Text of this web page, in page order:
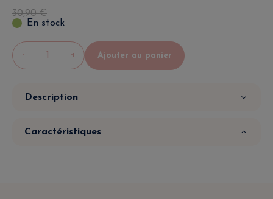
30,90€
En stock
- + Ajouter au panier
Description
Caractéristiques